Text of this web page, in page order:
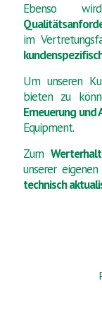
Ebenso
im
Um unseren
bieten zu
Erneuerung
Equipment.
ZumWerterhalt
unserer eigenen
technisch